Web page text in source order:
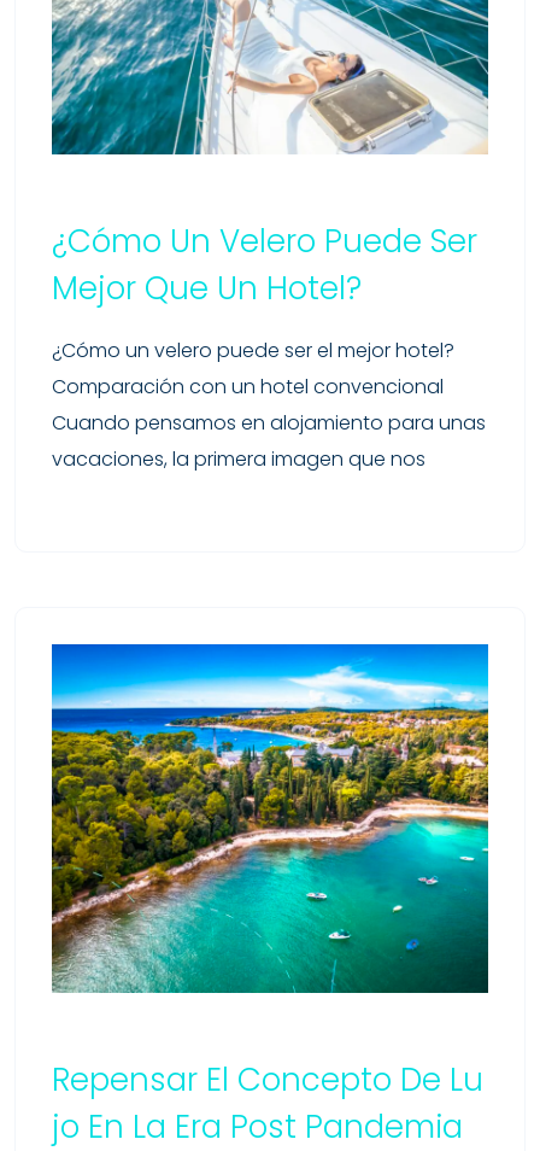
¿Cómo Un Velero Puede Ser
Mejor Que Un Hotel?
¿Cómo un velero puede ser el mejor hotel?
Comparación con un hotel convencional
Cuando pensamos en alojamiento para unas
vacaciones, la primera imagen que nos
Repensar El Concepto De Lu
Jo En La Era Post Pandemia